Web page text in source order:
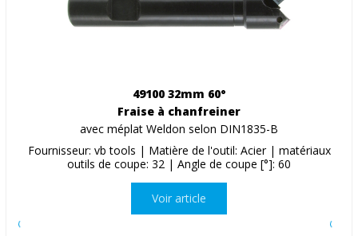
49100 32mm 60°
Fraise à chanfreiner
avec méplat Weldon selon DIN1835-B
Fournisseur: vb tools | Matière de l'outil: Acier | matériaux
outils de coupe: 32 | Angle de coupe [°]: 60
Voir article